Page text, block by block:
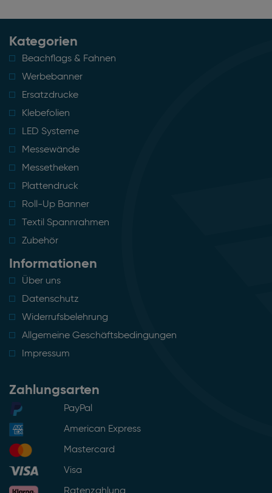
Kategorien
Beachflags & Fahnen
Werbebanner
Ersatzdrucke
Klebefolien
LED Systeme
Messewände
Messetheken
Plattendruck
Roll-Up Banner
Textil Spannrahmen
Zubehör
Informationen
Über uns
Datenschutz
Widerrufsbelehrung
Allgemeine Geschäftsbedingungen
Impressum
Zahlungsarten
PayPal
American Express
Mastercard
Visa